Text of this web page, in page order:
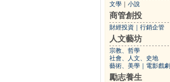
文學 小說
商管創投
財經投資 行銷企管
人文藝坊
宗教、哲學
社會、人文、史地
藝術、美學
電影戲劇
勵志養生